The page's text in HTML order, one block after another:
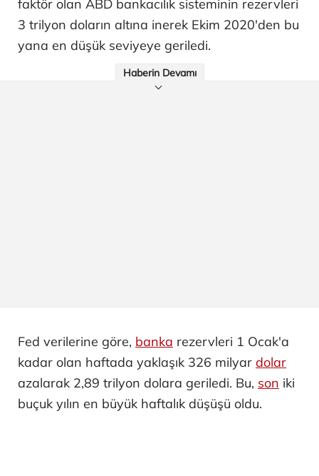
faktör olan ABD bankacılık sisteminin rezervleri
3 trilyon doların altına inerek Ekim 2020'den bu
yana en düşük seviyeye geriledi.
Haberin Devamı
Fed verilerine göre, banka rezervleri 1 Ocak'a
kadar olan haftada yaklaşık 326 milyar dolar
azalarak 2,89 trilyon dolara geriledi. Bu, son iki
buçuk yılın en büyük haftalık düşüşü oldu.